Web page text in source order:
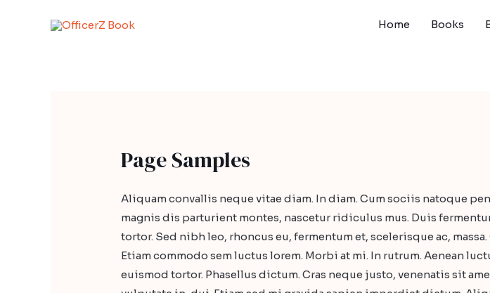
Home Books
Page Samples
Aliquam convallis neque vitae diam. In diam. Cum sociis natoque
magnis dis parturient montes, nascetur ridiculus mus. Duis
tortor. Sed nibh leo, rhoncus eu, fermentum et, scelerisque ac,
Etiam commodo sem luctus lorem. Morbi at mi. In rutrum. Aenean
euismod tortor. Phasellus dictum. Cras neque justo, venenatis sit